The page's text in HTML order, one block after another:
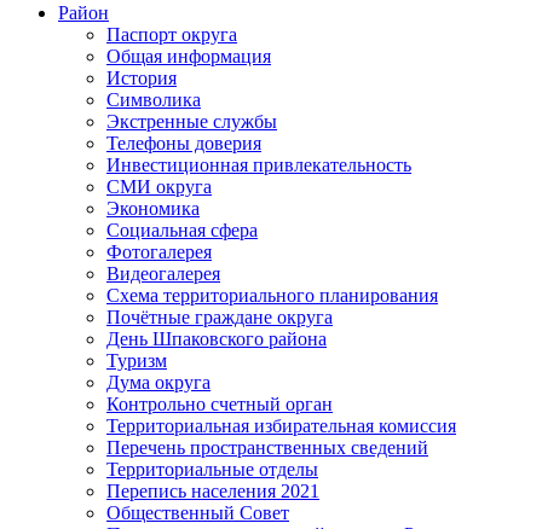
Район
Паспорт округа
Общая информация
История
Символика
Экстренные службы
Телефоны доверия
Инвестиционная привлекательность
СМИ округа
Экономика
Социальная сфера
Фотогалерея
Видеогалерея
Схема территориального планирования
Почётные граждане округа
День Шпаковского района
Туризм
Дума округа
Контрольно счетный орган
Территориальная избирательная комиссия
Перечень пространственных сведений
Территориальные отделы
Перепись населения 2021
Общественный Совет